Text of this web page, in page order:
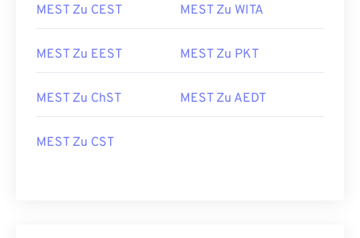
MEST Zu CEST MEST Zu WITA
MEST Zu EEST MEST Zu PKT
MEST Zu ChST MEST Zu AEDT
MEST Zu CST